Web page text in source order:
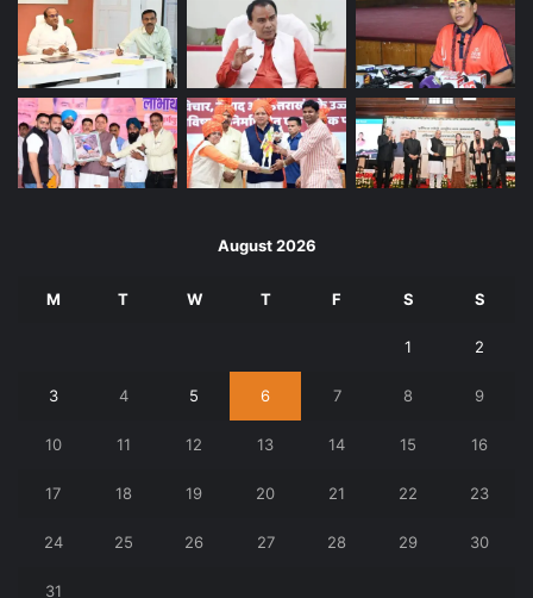
August 2026
M T W T F S S
1 2
3 4 5 6 7 8 9
10 11 12 13 14 15 16
17 18 19 20 21 22 23
24 25 26 27 28 29 30
31